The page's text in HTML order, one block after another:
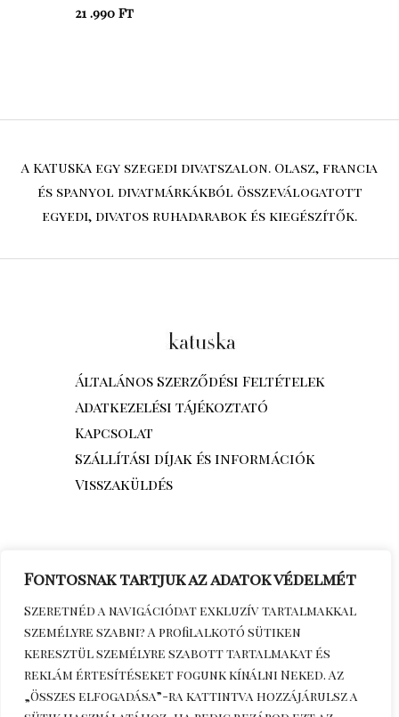
Fontosnak tartjuk az adatok védelmét
Szeretnéd a navigációdat exkluzív tartalmakkal
személyre szabni? A profilalkotó sütiken
keresztül személyre szabott tartalmakat és
reklám értesítéseket fogunk kínálni Neked. Az
„Összes elfogadása”-ra kattintva hozzájárulsz a
21 .990 Ft
A KATUSKA egy szegedi divatszalon. Olasz, francia
és spanyol divatmárkákból összeválogatott
egyedi, divatos ruhadarabok és kiegészítők.
Általános Szerződési Feltételek
Adatkezelési tájékoztató
Kapcsolat
Szállítási díjak és információk
Visszaküldés